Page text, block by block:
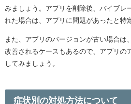
みましょう。アプリを削除後、バイブレ
れた場合は、アプリに問題があったと特
また、アプリのバージョンが古い場合は
改善されるケースもあるので、アプリの
してみましょう。
症状別の対処方法について